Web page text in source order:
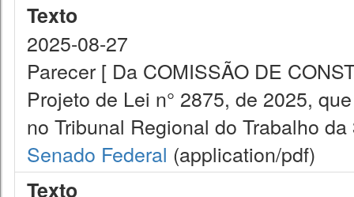
Texto
2025-08-27
Parecer [ Da COMISSÃO DE
Projeto de Lei n° 2875, de 2025,
no Tribunal Regional do Trabalho da
Senado Federal (application/pdf)
Texto